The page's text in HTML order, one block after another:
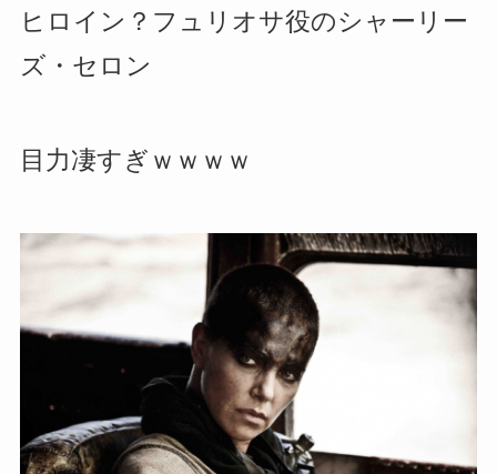
ヒロイン？フュリオサ役のシャーリー
ズ・セロン
目力凄すぎｗｗｗｗ